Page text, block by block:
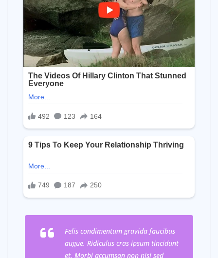
Felis condimentum gravida faucibus
augue. Ridiculus cras ipsum tincidunt
et. Morbi accumsan non nisi sed